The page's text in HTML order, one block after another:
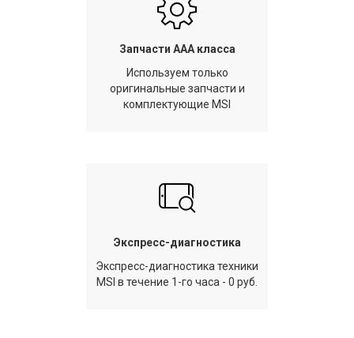
Запчасти AAA класса
Используем только
оригинальные запчасти и
комплектующие MSI
Экспресс-диагностика
Экспресс-диагностика техники
MSI в течение 1-го часа - 0 руб.